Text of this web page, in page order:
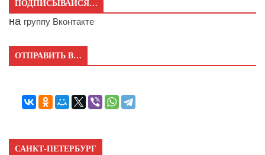
ПОДПИСЫВАЙСЯ…
на группу Вконтакте
ОТПРАВИТЬ В…
САНКТ-ПЕТЕРБУРГ